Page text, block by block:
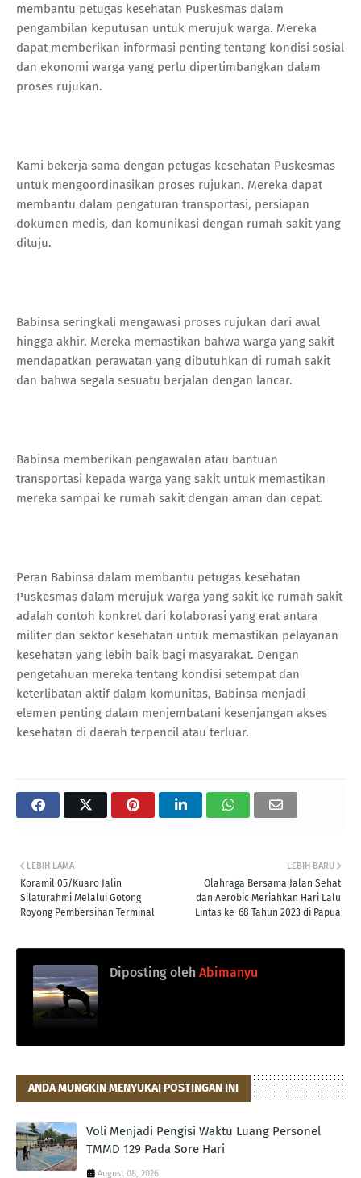
membantu petugas kesehatan Puskesmas dalam
pengambilan keputusan untuk merujuk warga. Mereka
dapat memberikan informasi penting tentang kondisi sosial
dan ekonomi warga yang perlu dipertimbangkan dalam
proses rujukan.
Kami bekerja sama dengan petugas kesehatan Puskesmas
untuk mengoordinasikan proses rujukan. Mereka dapat
membantu dalam pengaturan transportasi, persiapan
dokumen medis, dan komunikasi dengan rumah sakit yang
dituju.
Babinsa seringkali mengawasi proses rujukan dari awal
hingga akhir. Mereka memastikan bahwa warga yang sakit
mendapatkan perawatan yang dibutuhkan di rumah sakit
dan bahwa segala sesuatu berjalan dengan lancar.
Babinsa memberikan pengawalan atau bantuan
transportasi kepada warga yang sakit untuk memastikan
mereka sampai ke rumah sakit dengan aman dan cepat.
Peran Babinsa dalam membantu petugas kesehatan
Puskesmas dalam merujuk warga yang sakit ke rumah sakit
adalah contoh konkret dari kolaborasi yang erat antara
militer dan sektor kesehatan untuk memastikan pelayanan
kesehatan yang lebih baik bagi masyarakat. Dengan
pengetahuan mereka tentang kondisi setempat dan
keterlibatan aktif dalam komunitas, Babinsa menjadi
elemen penting dalam menjembatani kesenjangan akses
kesehatan di daerah terpencil atau terluar.
LEBIH BARU
Olahraga Bersama Jalan Sehat
dan Aerobic Meriahkan Hari Lalu
Lintas ke-68 Tahun 2023 di Papua
LEBIH LAMA
Koramil 05/Kuaro Jalin
Silaturahmi Melalui Gotong
Royong Pembersihan Terminal
Diposting oleh Abimanyu
ANDA MUNGKIN MENYUKAI POSTINGAN INI
Voli Menjadi Pengisi Waktu Luang Personel
TMMD 129 Pada Sore Hari
August 08, 2026